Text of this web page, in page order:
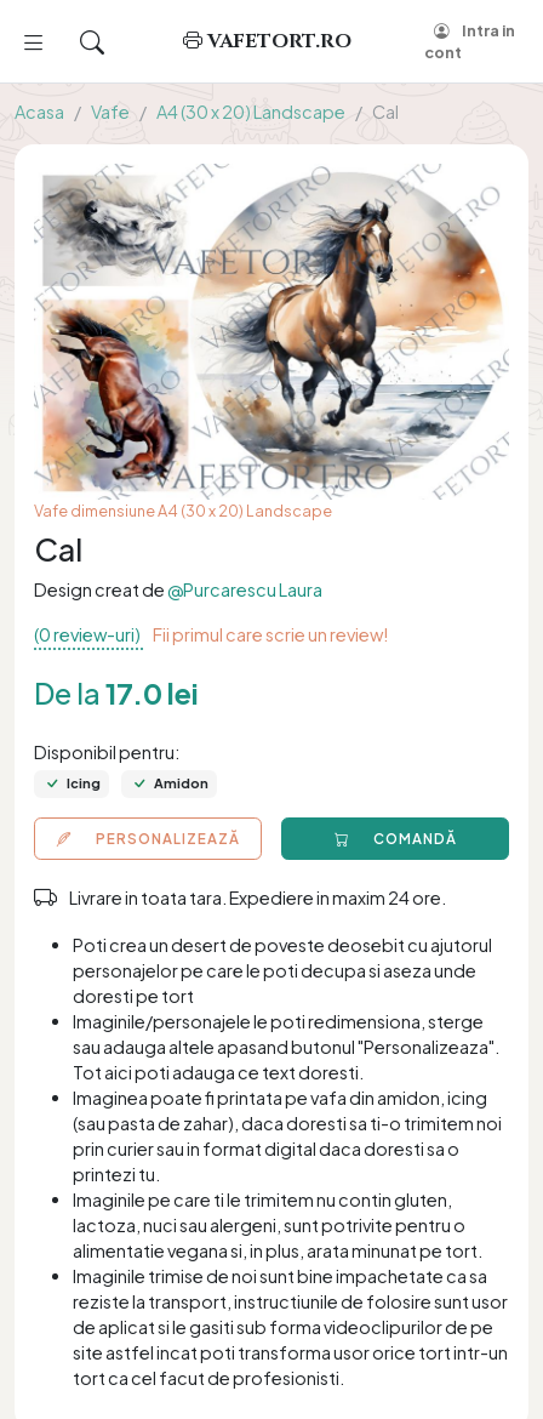
VAFETORT.RO
Intra in
cont
Acasa Vafe A4 (30 x 20) Landscape Cal
Vafe dimensiune A4 (30 x 20) Landscape
Cal
Design creat de@Purcarescu Laura
(0 review-uri) Fii primul care scrie un review!
De la 17.0 lei
Disponibil pentru:
Icing Amidon
PERSONALIZEAZĂ COMANDĂ
Livrare in toata tara. Expediere in maxim 24 ore.
Poti crea un desert de poveste deosebit cu ajutorul
personajelor pe care le poti decupa si aseza unde
doresti pe tort
Imaginile/personajele le poti redimensiona, sterge
sau adauga altele apasand butonul "Personalizeaza".
Tot aici poti adauga ce text doresti.
Imaginea poate fi printata pe vafa din amidon, icing
(sau pasta de zahar), daca doresti sa ti-o trimitem noi
prin curier sau in format digital daca doresti sa o
printezi tu.
Imaginile pe care ti le trimitem nu contin gluten,
lactoza, nuci sau alergeni, sunt potrivite pentru o
alimentatie vegana si, in plus, arata minunat pe tort.
Imaginile trimise de noi sunt bine impachetate ca sa
reziste la transport, instructiunile de folosire sunt usor
de aplicat si le gasiti sub forma videoclipurilor de pe
site astfel incat poti transforma usor orice tort intr-un
tort ca cel facut de profesionisti.